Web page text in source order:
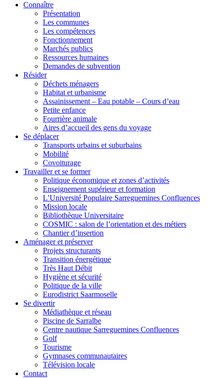
Connaître
Présentation
Les communes
Les compétences
Fonctionnement
Marchés publics
Ressources humaines
Demandes de subvention
Résider
Déchets ménagers
Habitat et urbanisme
Assainissement – Eau potable – Cours d’eau
Petite enfance
Fourrière animale
Aires d’accueil des gens du voyage
Se déplacer
Transports urbains et suburbains
Mobilité
Covoiturage
Travailler et se former
Politique économique et zones d’activités
Enseignement supérieur et formation
L’Université Populaire Sarreguemines Confluences
Mission locale
Bibliothèque Universitaire
COSMIC : salon de l’orientation et des métiers
Chantier d’insertion
Aménager et préserver
Projets structurants
Transition énergétique
Très Haut Débit
Hygiène et sécurité
Politique de la ville
Eurodistrict Saarmoselle
Se divertir
Médiathèque et réseau
Piscine de Sarralbe
Centre nautique Sarreguemines Confluences
Golf
Tourisme
Gymnases communautaires
Télévision locale
Contact